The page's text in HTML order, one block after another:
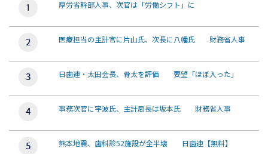
厚労省幹部人事、次官は「労働シフト」に
医療担当の主計官に片山氏、次長に八幡氏 財務省人事
日歯連・太田会長、骨太を評価 要望「ほぼ入った」
事務次官に宇波氏、主計局長は坂本氏 財務省人事
熊本地震、歯科診52施設が全半壊 日歯連【無料】